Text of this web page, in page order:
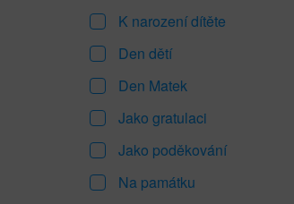
K narození dítěte
Den dětí
Den Matek
Jako gratulaci
Jako poděkování
Na památku